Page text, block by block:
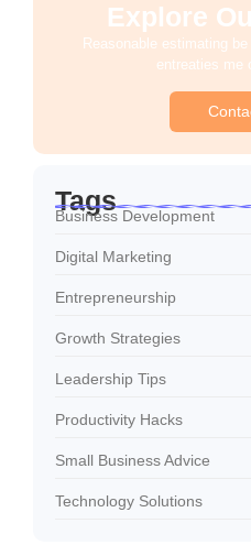
Explore
Reasonable estimating
entreaties me
Tags
Business Development
Digital Marketing
Entrepreneurship
Growth Strategies
Leadership Tips
Productivity Hacks
Small Business Advice
Technology Solutions